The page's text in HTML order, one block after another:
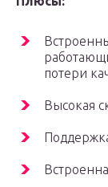
потери
Высокая